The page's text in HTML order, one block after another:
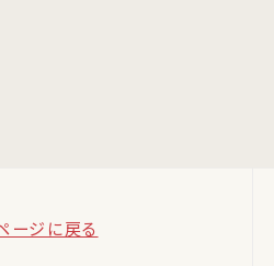
ージに戻る